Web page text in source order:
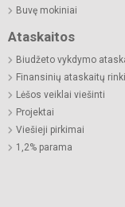
Buvę mokiniai
Ataskaitos
Biudžeto vykdymo
Finansinių ataskaitų
Lėšos veiklai viešinti
Projektai
Viešieji pirkimai
1,2% parama